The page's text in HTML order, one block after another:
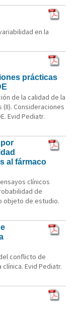
en la
prácticas
de la calidad de la
Consideraciones
Evid Pediatr.
al fármaco
clínicos
de
objeto de estudio.
conflicto de
Evid Pediatr.